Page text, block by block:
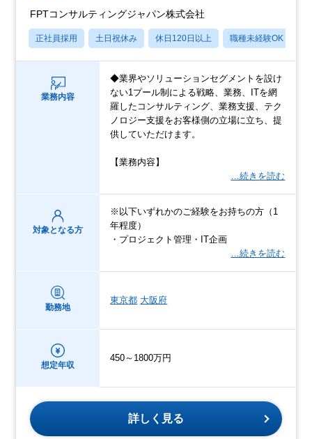
FPTコンサルティングジャパン株式会社
正社員採用 土日祝休み 休日120日以上 職種未経験OK
業務内容
◆業界やソリューションセグメントを設け
ない1プール制による戦略、業務、ITを網
羅したコンサルティング、業務支援、テク
ノロジー支援をお客様側の立場に立ち、提
供していただけます。
【業務内容】
…続きを読む
対象となる方
※以下いずれかのご経験をお持ちの方（1
年程度）
・プロジェクト管理・IT企画
…続きを読む
勤務地
東京都 大阪府
想定年収
450～1800万円
詳しく見る